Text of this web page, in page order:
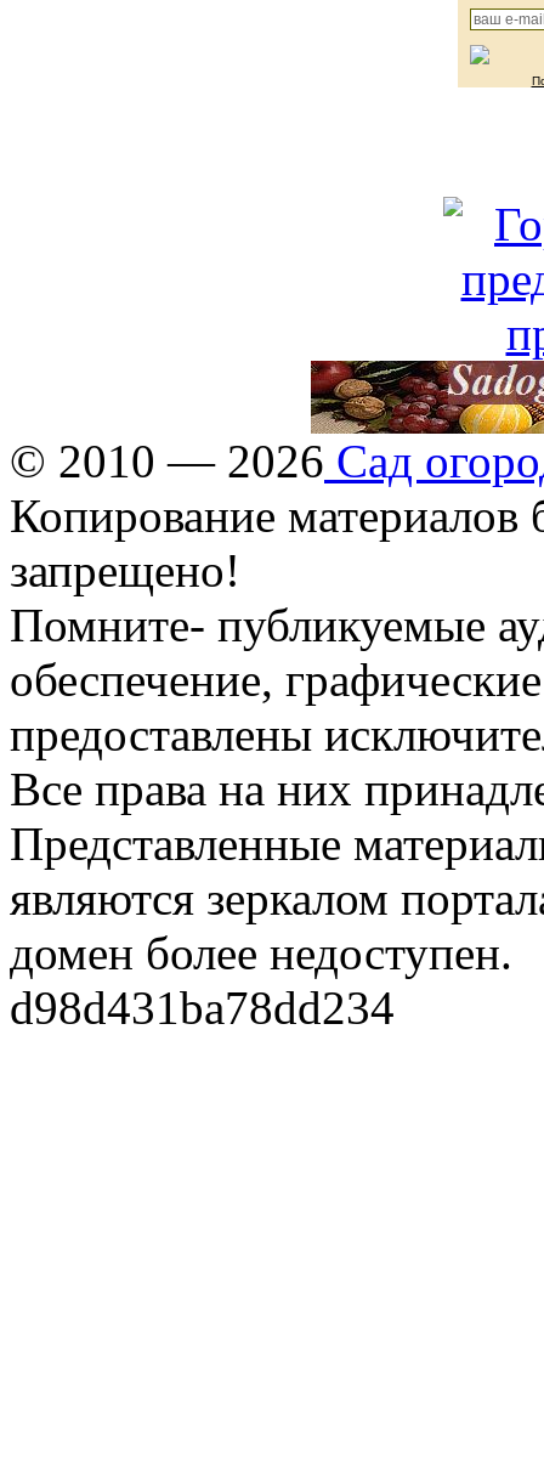
© 2010 — 2026 Сад
Копирование материалов
запрещено!
Помните- публикуемые
обеспечение,
предоставлены
Все права на них
Представленные
являются зеркалом
домен более недоступен.
d98d431ba78dd234